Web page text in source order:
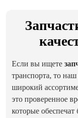
Если вы ищете
транспорта, то
широкий
это проверенное
которые